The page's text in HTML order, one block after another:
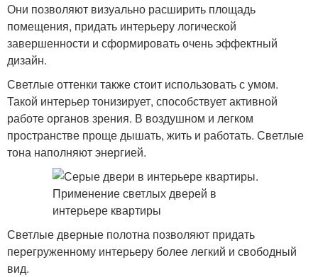
Они позволяют визуально расширить площадь
помещения, придать интерьеру логической
завершенности и сформировать очень эффектный
дизайн.
Светлые оттенки также стоит использовать с умом.
Такой интерьер тонизирует, способствует активной
работе органов зрения. В воздушном и легком
пространстве проще дышать, жить и работать. Светлые
тона наполняют энергией.
Светлые дверные полотна позволяют придать
перегруженному интерьеру более легкий и свободный
вид.